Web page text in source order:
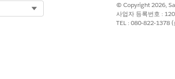
사용량 수정 및 취소 비례 배분
수량을 변경하거나 조기에 서비스를 취소할 경우 시스
© Copyright 2026,
사업자 등록번호 :
TEL : 080-822-1378